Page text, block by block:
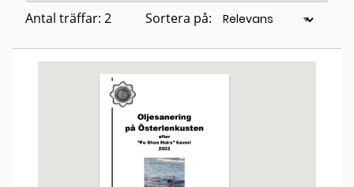
Antal träffar: 2 Sortera på: